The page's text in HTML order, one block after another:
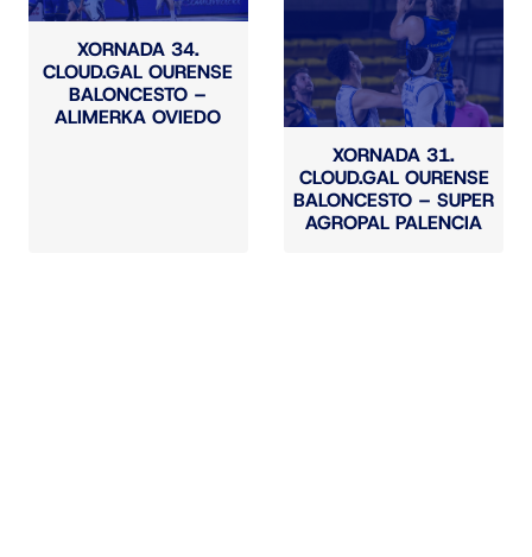
XORNADA 34.
CLOUD.GAL OURENSE
BALONCESTO –
ALIMERKA OVIEDO
XORNADA 31.
CLOUD.GAL OURENSE
BALONCESTO – SUPER
AGROPAL PALENCIA